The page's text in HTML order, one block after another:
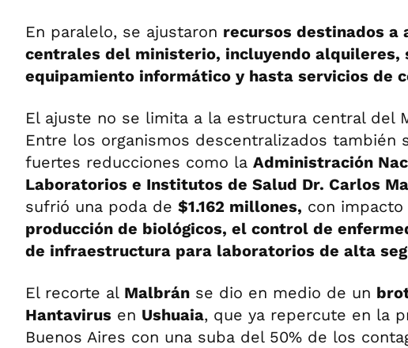
En paralelo, se ajustaron recursos destinados a
centrales del ministerio, incluyendo alquileres,
equipamiento informático y hasta servicios de
El ajuste no se limita a la estructura central del
Entre los organismos descentralizados también
fuertes reducciones como la Administración
Laboratorios e Institutos de Salud Dr. Carlos
sufrió una poda de $1.162 millones, con impacto
producción de biológicos, el control de
de infraestructura para laboratorios de alta
El recorte al Malbrán se dio en medio de un
Hantavirus en Ushuaia, que ya repercute en la
Buenos Aires con una suba del 50% de los